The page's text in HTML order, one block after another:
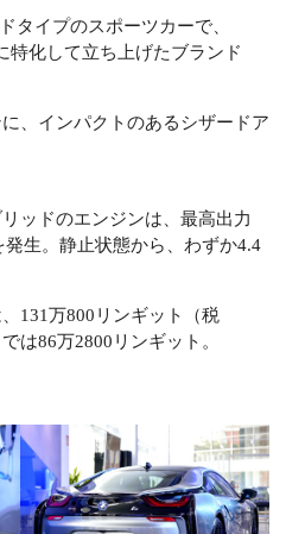
タイプのスポーツカーで、
特化して立ち上げたブランド
、インパクトのあるシザードア
ッドのエンジンは、最高出力
生。静止状態から、わずか4.4
131万800リンギット（税
は86万2800リンギット。